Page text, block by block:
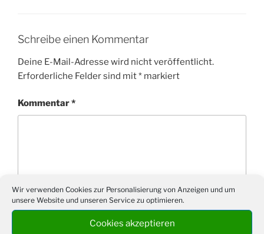
Wir verwenden Cookies zur Personalisierung von Anzeigen und um
unsere Website und unseren Service zu optimieren.
Cookies akzeptieren
Schreibe einen Kommentar
Deine E-Mail-Adresse wird nicht veröffentlicht.
Erforderliche Felder sind mit* markiert
Kommentar*